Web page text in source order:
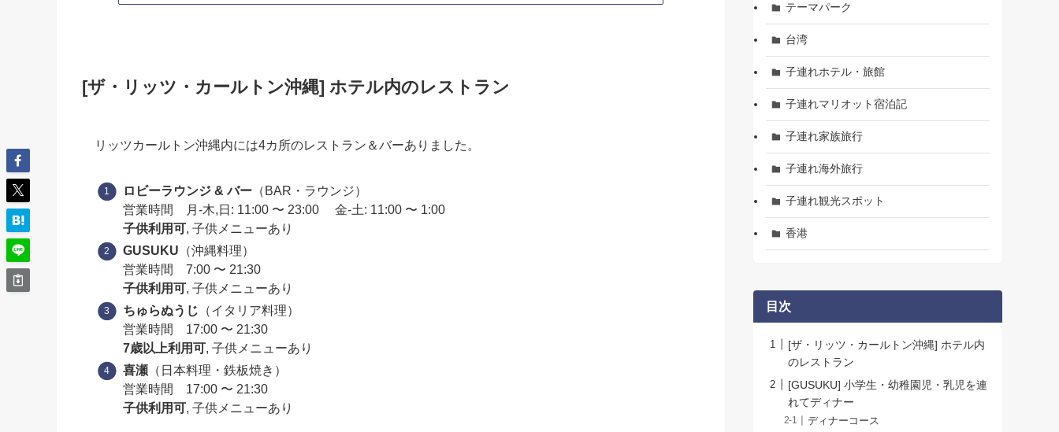
[ザ・リッツ・カールトン沖縄] ホテル内のレストラン
リッツカールトン沖縄内には4カ所のレストラン＆バーありました。
ロビーラウンジ & バー （BAR・ラウンジ）
営業時間 月-木,日: 11:00 〜 23:00 金-土: 11:00 〜 1:00
子供利用可, 子供メニューあり
GUSUKU （沖縄料理）
営業時間 7:00 〜 21:30
子供利用可, 子供メニューあり
ちゅらぬうじ （イタリア料理）
営業時間 17:00 〜 21:30
7歳以上利用可, 子供メニューあり
喜瀬 （日本料理・鉄板焼き）
営業時間 17:00 〜 21:30
子供利用可, 子供メニューあり
テーマパーク
台湾
子連れホテル・旅館
子連れマリオット宿泊記
子連れ家族旅行
子連れ海外旅行
子連れ観光スポット
香港
目次
[ザ・リッツ・カールトン沖縄] ホテル内
のレストラン
[GUSUKU] 小学生・幼稚園児・乳児を連
れてディナー
ディナーコース